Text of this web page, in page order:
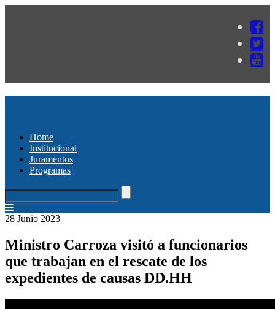
Home
Institucional
Juramentos
Programas
28 Junio 2023
Ministro Carroza visitó a funcionarios
que trabajan en el rescate de los
expedientes de causas DD.HH